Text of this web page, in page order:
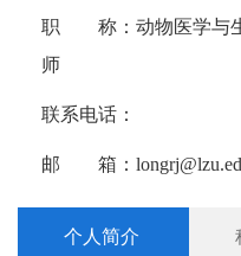
职 称： 动物医学与
师
联系电话：
邮 箱：
个人简介